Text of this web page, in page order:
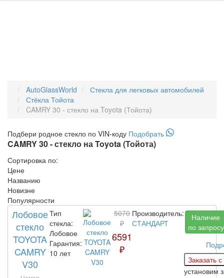
AutoGlassWorld
Стекла для легковых автомобилей
Стёкла Тойота
CAMRY 30 - стекло на Toyota (Тойота)
Подбери родное стекло по VIN-коду Подобрать
CAMRY 30 - стекло на Toyota (Тойота)
Сортировка по:
Цене
Названию
Новизне
Популярности
Лобовое
стекло
TOYOTA
CAMRY
V30
Тип
стекла:
Лобовое
Гарантия:
10 лет
5070
₽
6591
₽
Производитель:
СТАНДАРТ
Наличие
по запросу
установим